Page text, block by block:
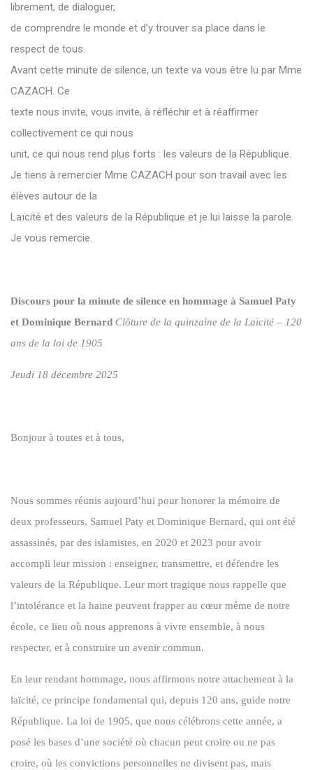
librement, de dialoguer,
de comprendre le monde et d’y trouver sa place dans le
respect de tous.
Avant cette minute de silence, un texte va vous être lu par Mme
CAZACH. Ce
texte nous invite, vous invite, à réfléchir et à réaffirmer
collectivement ce qui nous
unit, ce qui nous rend plus forts : les valeurs de la République.
Je tiens à remercier Mme CAZACH pour son travail avec les
élèves autour de la
Laïcité et des valeurs de la République et je lui laisse la parole.
Je vous remercie.
Discours pour la minute de silence en hommage à Samuel Paty
et Dominique Bernard Clôture de la quinzaine de la Laïcité – 120
ans de la loi de 1905
Jeudi 18 décembre 2025
Bonjour à toutes et à tous,
Nous sommes réunis aujourd’hui pour honorer la mémoire de
deux professeurs, Samuel Paty et Dominique Bernard, qui ont été
assassinés, par des islamistes, en 2020 et 2023 pour avoir
accompli leur mission : enseigner, transmettre, et défendre les
valeurs de la République. Leur mort tragique nous rappelle que
l’intolérance et la haine peuvent frapper au cœur même de notre
école, ce lieu où nous apprenons à vivre ensemble, à nous
respecter, et à construire un avenir commun.
En leur rendant hommage, nous affirmons notre attachement à la
laïcité, ce principe fondamental qui, depuis 120 ans, guide notre
République. La loi de 1905, que nous célébrons cette année, a
posé les bases d’une société où chacun peut croire ou ne pas
croire, où les convictions personnelles ne divisent pas, mais